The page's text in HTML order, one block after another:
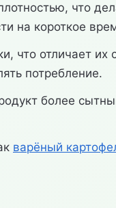
что
короткое
что отличает
потребление.
более
варёный